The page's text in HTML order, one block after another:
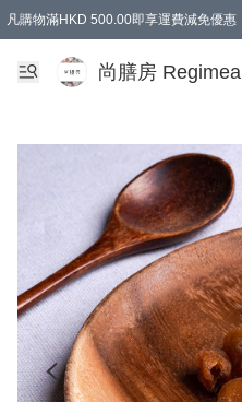
凡購物滿HKD 500.00即享運費減免優惠
尚膳房 Regimeal